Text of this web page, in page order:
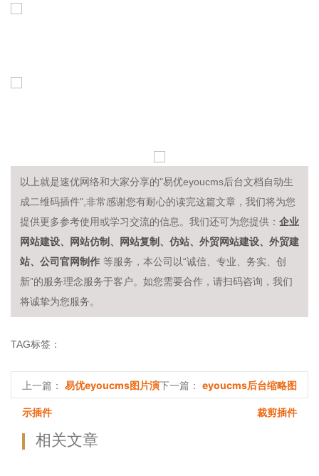
以上就是速优网络和大家分享的"易优eyoucms后台文档自动生
成二维码插件",非常感谢您有耐心的读完这篇文章，我们将为您
提供更多参考使用或学习交流的信息。我们还可为您提供： 企业
网站建设、网站仿制、网站复制、仿站、外贸网站建设、外贸建
站、公司官网制作 等服务，本公司以“诚信、专业、务实、创
新”的服务理念服务于客户。如您需要合作，请扫码咨询，我们
将诚挚为您服务。
TAG标签：
上一篇： 易优eyoucms图片演
示插件
下一篇： eyoucms后台缩略图
裁剪插件
相关文章